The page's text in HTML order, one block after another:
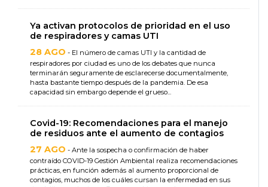
Ya activan protocolos de prioridad en el uso
de respiradores y camas UTI
28 AGO - El número de camas UTI y la cantidad de
respiradores por ciudad es uno de los debates que nunca
terminarán seguramente de esclarecerse documentalmente,
hasta bastante tiempo después de la pandemia. De esa
capacidad sin embargo depende el grueso...
Covid-19: Recomendaciones para el manejo
de residuos ante el aumento de contagios
27 AGO - Ante la sospecha o confirmación de haber
contraído COVID-19 Gestión Ambiental realiza recomendaciones
prácticas, en función además al aumento proporcional de
contagios, muchos de los cuáles cursan la enfermedad en sus